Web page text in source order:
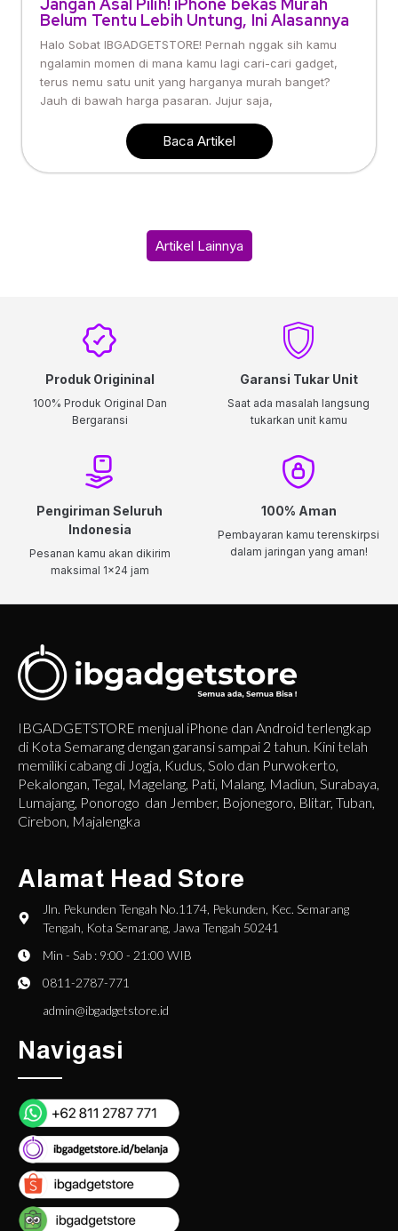
Jangan Asal Pilih! iPhone bekas Murah
Belum Tentu Lebih Untung, Ini Alasannya
Halo Sobat IBGADGETSTORE! Pernah nggak sih kamu
ngalamin momen di mana kamu lagi cari-cari gadget,
terus nemu satu unit yang harganya murah banget?
Jauh di bawah harga pasaran. Jujur saja,
Baca Artikel
Artikel Lainnya
Produk Origininal
100% Produk Original Dan
Bergaransi
Garansi Tukar Unit
Saat ada masalah langsung
tukarkan unit kamu
Pengiriman Seluruh
Indonesia
Pesanan kamu akan dikirim
maksimal 1x24 jam
100% Aman
Pembayaran kamu terenskirpsi
dalam jaringan yang aman!
IBGADGETSTORE menjual iPhone dan Android terlengkap
di Kota Semarang dengan garansi sampai 2 tahun. Kini telah
memiliki cabang di Jogja, Kudus, Solo dan Purwokerto,
Pekalongan, Tegal, Magelang, Pati, Malang, Madiun, Surabaya,
Lumajang, Ponorogo dan Jember, Bojonegoro, Blitar, Tuban,
Cirebon, Majalengka
Alamat Head Store
Jln. Pekunden Tengah No.1174, Pekunden, Kec. Semarang
Tengah, Kota Semarang, Jawa Tengah 50241
Min - Sab : 9:00 - 21:00 WIB
0811-2787-771
admin@ibgadgetstore.id
Navigasi